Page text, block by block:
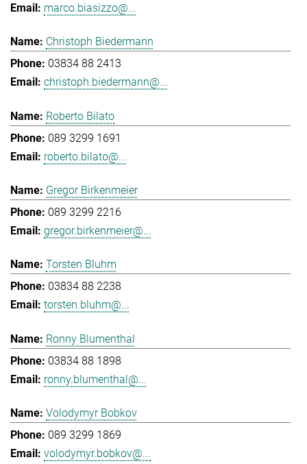
marco.biasizzo@...
Christoph Biedermann
03834 88 2413
christoph.biedermann@...
Roberto Bilato
089 3299 1691
roberto.bilato@...
Gregor Birkenmeier
089 3299 2216
gregor.birkenmeier@...
Torsten Bluhm
03834 88 2238
torsten.bluhm@...
Ronny Blumenthal
03834 88 1898
ronny.blumenthal@...
Volodymyr Bobkov
089 3299 1869
volodymyr.bobkov@...